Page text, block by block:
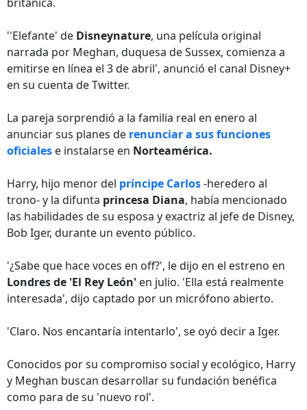
''Elefante' de Disneynature, una película original
narrada por Meghan, duquesa de Sussex, comienza a
emitirse en línea el 3 de abril', anunció el canal Disney+
en su cuenta de Twitter.
La pareja sorprendió a la familia real en enero al
anunciar sus planes de renunciar a sus funciones
oficiales e instalarse en Norteamérica.
Harry, hijo menor del príncipe Carlos-heredero al
trono- y la difunta princesa Diana, había mencionado
las habilidades de su esposa y exactriz al jefe de Disney,
Bob Iger, durante un evento público.
'¿Sabe que hace voces en off?', le dijo en el estreno en
Londres de 'El Rey León' en julio. 'Ella está realmente
interesada', dijo captado por un micrófono abierto.
'Claro. Nos encantaría intentarlo', se oyó decir a Iger.
Conocidos por su compromiso social y ecológico, Harry
y Meghan buscan desarrollar su fundación benéfica
como para de su 'nuevo rol'.